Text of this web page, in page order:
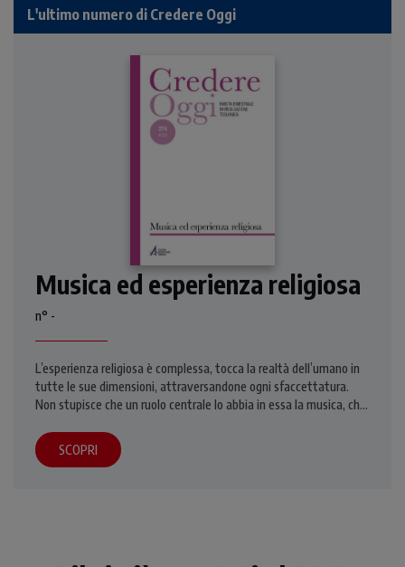
L'ultimo numero di Credere Oggi
Musica ed esperienza religiosa
n° -
L’esperienza religiosa è complessa, tocca la realtà dell’umano in
tutte le sue dimensioni, attraversandone ogni sfaccettatura.
Non stupisce che un ruolo centrale lo abbia in essa la musica, che
intensi e coinvolgenti. Basti pensare alla solennità del canto
gregoriano, alla forza testimoniale delle corali protestanti, alla
SCOPRI